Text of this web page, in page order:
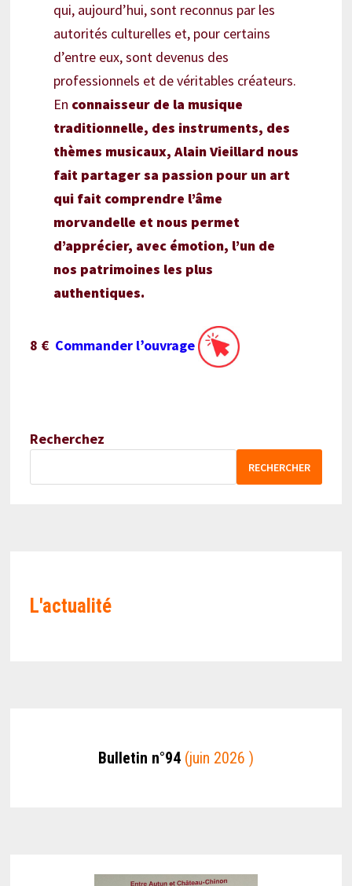
qui, aujourd’hui, sont reconnus par les
autorités culturelles et, pour certains
d’entre eux, sont devenus des
professionnels et de véritables créateurs.
En connaisseur de la musique
traditionnelle, des instruments, des
thèmes musicaux, Alain Vieillard nous
fait partager sa passion pour un art
qui fait comprendre l’âme
morvandelle et nous permet
d’apprécier, avec émotion, l’un de
nos patrimoines les plus
authentiques.
8 € Commander l’ouvrage
Recherchez
RECHERCHER
L'actualité
Bulletin n°94(juin 2026 )